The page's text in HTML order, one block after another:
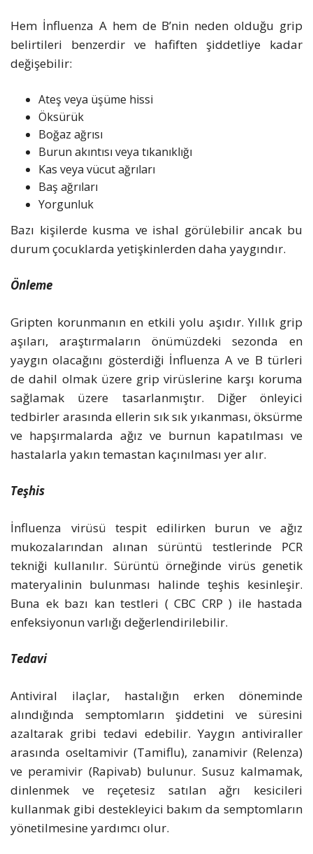
Hem İnfluenza A hem de B’nin neden olduğu grip
belirtileri benzerdir ve hafiften şiddetliye kadar
değişebilir:
Ateş veya üşüme hissi
Öksürük
Boğaz ağrısı
Burun akıntısı veya tıkanıklığı
Kas veya vücut ağrıları
Baş ağrıları
Yorgunluk
Bazı kişilerde kusma ve ishal görülebilir ancak bu
durum çocuklarda yetişkinlerden daha yaygındır.
Önleme
Gripten korunmanın en etkili yolu aşıdır. Yıllık grip
aşıları, araştırmaların önümüzdeki sezonda en
yaygın olacağını gösterdiği İnfluenza A ve B türleri
de dahil olmak üzere grip virüslerine karşı koruma
sağlamak üzere tasarlanmıştır. Diğer önleyici
tedbirler arasında ellerin sık sık yıkanması, öksürme
ve hapşırmalarda ağız ve burnun kapatılması ve
hastalarla yakın temastan kaçınılması yer alır.
Teşhis
İnfluenza virüsü tespit edilirken burun ve ağız
mukozalarından alınan sürüntü testlerinde PCR
tekniği kullanılır. Sürüntü örneğinde virüs genetik
materyalinin bulunması halinde teşhis kesinleşir.
Buna ek bazı kan testleri ( CBC CRP ) ile hastada
enfeksiyonun varlığı değerlendirilebilir.
Tedavi
Antiviral ilaçlar, hastalığın erken döneminde
alındığında semptomların şiddetini ve süresini
azaltarak gribi tedavi edebilir. Yaygın antiviraller
arasında oseltamivir (Tamiflu), zanamivir (Relenza)
ve peramivir (Rapivab) bulunur. Susuz kalmamak,
dinlenmek ve reçetesiz satılan ağrı kesicileri
kullanmak gibi destekleyici bakım da semptomların
yönetilmesine yardımcı olur.